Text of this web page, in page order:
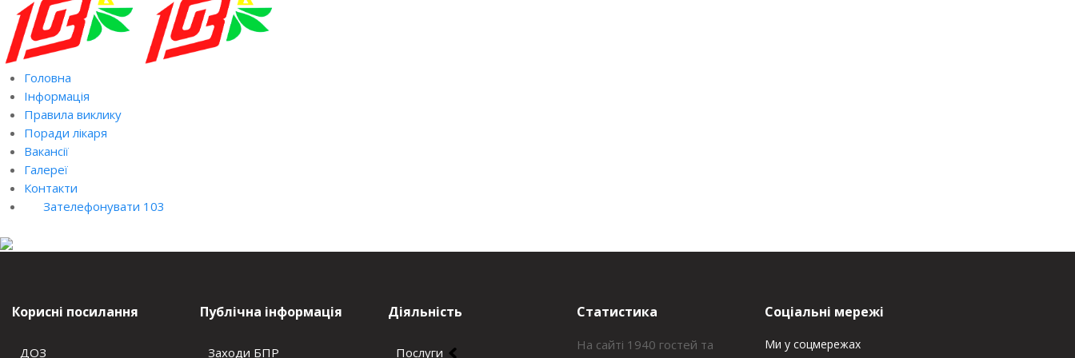
Головна
Інформація
Правила виклику
Поради лікаря
Вакансії
Галереї
Контакти
Зателефонувати 103
Корисні посилання
ДОЗ
Публічна інформація
Заходи БПР
Діяльність
Послуги
Статистика
На сайті 1940 гостей та
Соціальні мережі
Ми у соцмережах